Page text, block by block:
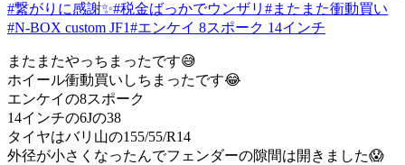
#繋がりに感謝✨#税金ばっかでウンザリ #またまた衝動買い
#N-BOX custom JF1#エンケイ 8スポーク 14インチ
またまたやっちまったです😅
ホイール衝動買いしちまったです😂
エンケイの8スポーク
14インチの6Jの38
タイヤはバリ山の155/55/R14
外径が小さくなったんでフェンダーの隙間は開きました😱